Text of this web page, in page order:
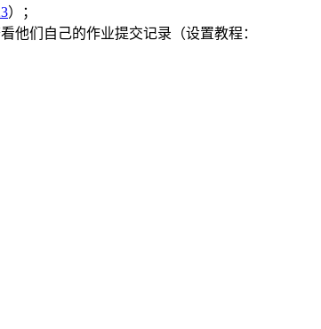
）；
他们自己的作业提交记录（设置教程：